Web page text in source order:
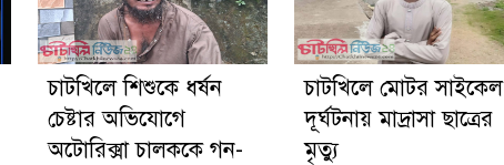
চাটখিলে শিশুকে ধর্ষন
চেষ্টার অভিযোগে
অটোরিক্সা চালককে গন-
চাটখিলে মোটর সাইকেল
দূর্ঘটনায় মাদ্রাসা ছাত্রের
মৃত্যু